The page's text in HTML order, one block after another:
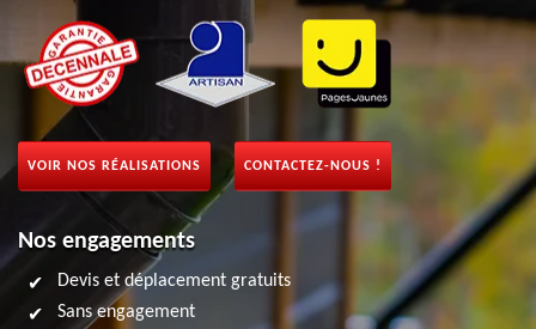
VOIR NOS RÉALISATIONS CONTACTEZ-NOUS !
Nos engagements
Devis et déplacement gratuits
Sans engagement